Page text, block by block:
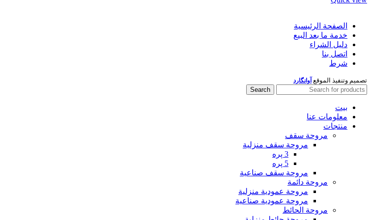
الصفحة الرئيسية
خدمة ما بعد البيع
دليل الشراء
اتصل بنا
شرط
تصميم وتنفيذ الموقعآوانگارد
Search
بيت
معلومات عنا
منتجات
مروحة سقف
مروحة سقف منزلية
3 پره
5 پره
مروحة سقف صناعية
مروحة دائمة
مروحة عمودية منزلية
مروحة عمودية صناعية
مروحة الحائط